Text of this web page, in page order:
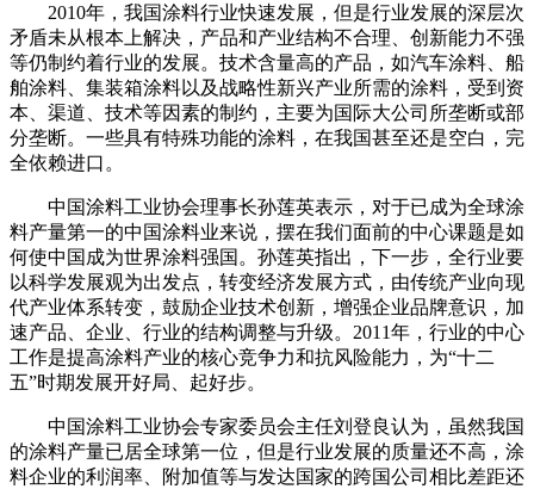
2010年，我国涂料行业快速发展，但是行业发展的深层次
矛盾未从根本上解决，产品和产业结构不合理、创新能力不强
等仍制约着行业的发展。技术含量高的产品，如汽车涂料、船
舶涂料、集装箱涂料以及战略性新兴产业所需的涂料，受到资
本、渠道、技术等因素的制约，主要为国际大公司所垄断或部
分垄断。一些具有特殊功能的涂料，在我国甚至还是空白，完
全依赖进口。
中国涂料工业协会理事长孙莲英表示，对于已成为全球涂
料产量第一的中国涂料业来说，摆在我们面前的中心课题是如
何使中国成为世界涂料强国。孙莲英指出，下一步，全行业要
以科学发展观为出发点，转变经济发展方式，由传统产业向现
代产业体系转变，鼓励企业技术创新，增强企业品牌意识，加
速产品、企业、行业的结构调整与升级。2011年，行业的中心
工作是提高涂料产业的核心竞争力和抗风险能力，为“十二
五”时期发展开好局、起好步。
中国涂料工业协会专家委员会主任刘登良认为，虽然我国
的涂料产量已居全球第一位，但是行业发展的质量还不高，涂
料企业的利润率、附加值等与发达国家的跨国公司相比差距还